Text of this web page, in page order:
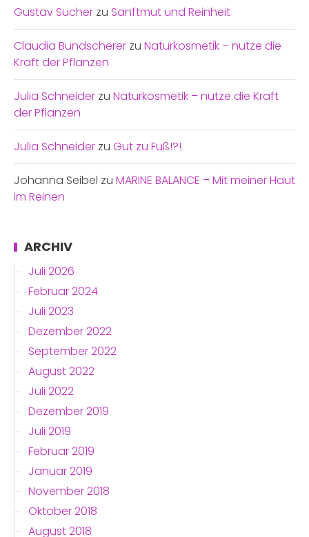
Gustav Sucher zu Sanftmut und Reinheit
Claudia Bundscherer zu Naturkosmetik – nutze die
Kraft der Pflanzen
Julia Schneider zu Naturkosmetik – nutze die Kraft
der Pflanzen
Julia Schneider zu Gut zu Fuß!?!
Johanna Seibel zu MARINE BALANCE – Mit meiner Haut
im Reinen
ARCHIV
Juli 2026
Februar 2024
Juli 2023
Dezember 2022
September 2022
August 2022
Juli 2022
Dezember 2019
Juli 2019
Februar 2019
Januar 2019
November 2018
Oktober 2018
August 2018